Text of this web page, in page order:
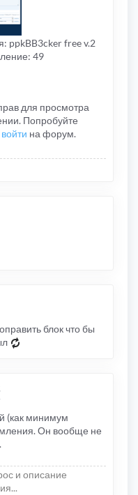
ppkBB3cker free v.2
49
для просмотра
Попробуйте
войти на форум.
блок что бы
(как минимум
Он вообще не
и описание